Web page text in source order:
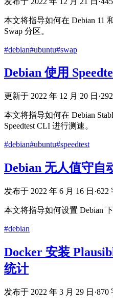
本文将指导如何在 Debian 11
Swap 分区。
#debian#ubuntu#swap
Debian 使用
更新于 2022 年 12 月 20 日 ·
本文将指导如何在 Debian
Speedtest CLI 进行测速。
#debian#ubuntu#speedtest
Debian 无人值守自
发布于 2022 年 6 月 16 日 ·622
本文将指导如何设置 Debian
#debian
Docker 安装
统计
发布于 2022 年 3 月 29 日 ·870